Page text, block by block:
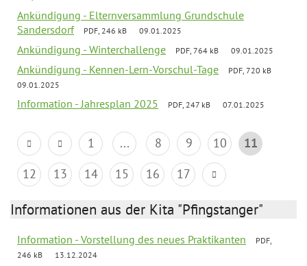
Ankündigung - Elternversammlung Grundschule
Sandersdorf
PDF, 246 kB 09.01.2025
Ankündigung - Winterchallenge PDF, 764 kB 09.01.2025
Ankündigung - Kennen-Lern-Vorschul-Tage
PDF, 720 kB
09.01.2025
Information - Jahresplan 2025 PDF, 247 kB 07.01.2025
1 ... 8 9 10
11
12
13 14 15 16 17
Informationen aus der Kita "Pfingstanger"
Information - Vorstellung des neues Praktikanten
PDF,
246 kB
13.12.2024